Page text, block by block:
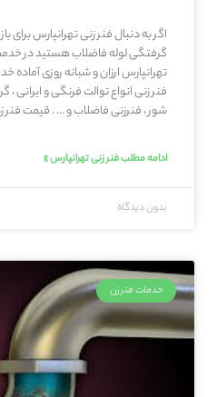
اگر به دنبال فنر زنی تهرانپارس برای
گرفتگی لوله فاضلاب هستید در
تهرانپارس ارزان و شبانه روزی
فنر زنی انواع توالت فرنگی و
شور ، فنرزنی فاضلاب و … . قیمت فنر
ادامه مطلب فنر زنی تهرانپارس »
بدون دیدگاه
خدمات فنرزن